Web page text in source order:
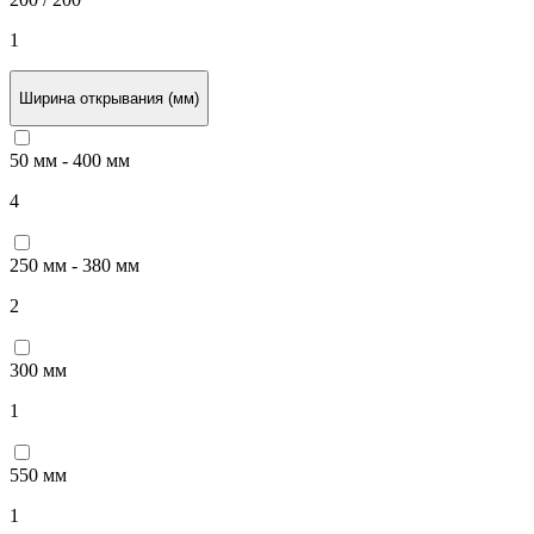
1
Ширина открывания (мм)
50 мм - 400 мм
4
250 мм - 380 мм
2
300 мм
1
550 мм
1